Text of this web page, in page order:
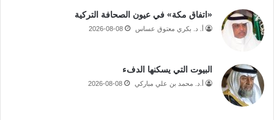
«اتفاق مكة» في عيون الصحافة التركية
أ. د. بكري معتوق عساس 2026-08-08
البيوت التي يسكنها الدفء
أ.د. محمد بن علي مباركي 2026-08-08